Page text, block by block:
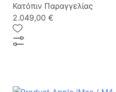
Κατόπιν Παραγγελίας
2.049,00 €